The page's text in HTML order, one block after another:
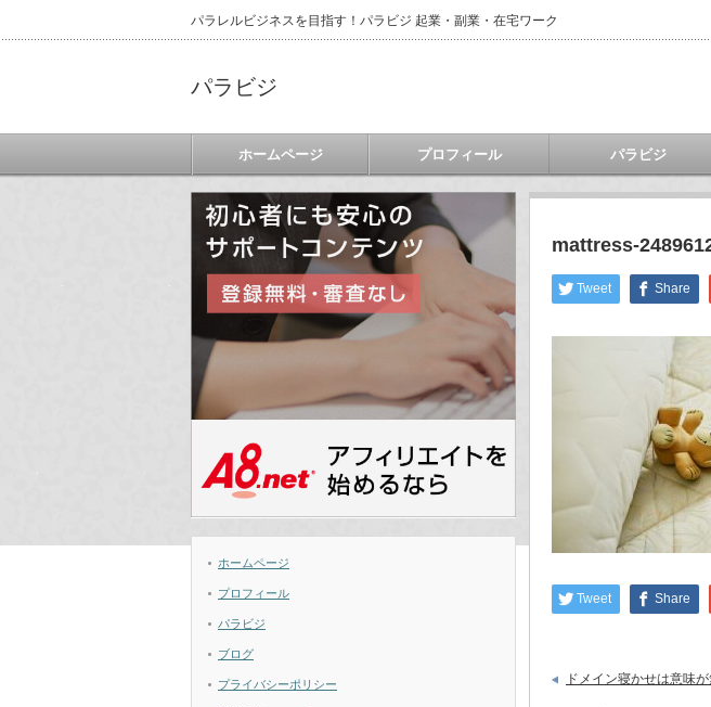
パラレルビジネスを目指す！パラビジ 起業・副業・在宅ワーク
パラビジ
ホームページ プロフィール パラビジ
mattress-
Tweet Share
Tweet Share
ドメイン寝かせは意味が
ホームページ
プロフィール
パラビジ
ブログ
プライバシーポリシー